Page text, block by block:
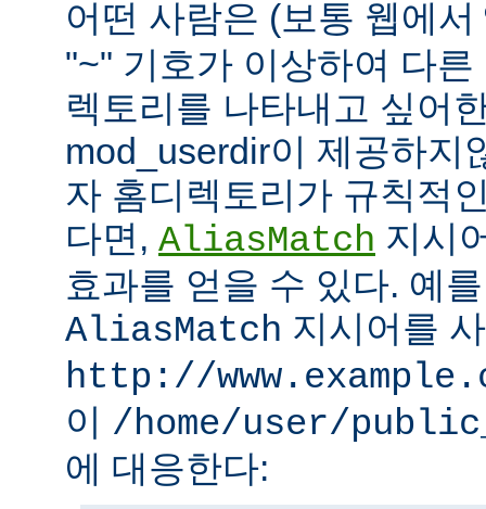
어떤 사람은 (보통 웹에서
"~" 기호가 이상하여 다
렉토리를 나타내고 싶어
mod_userdir이 제공하지
자 홈디렉토리가 규칙적
다면, AliasMatch 지시
효과를 얻을 수 있다. 예
AliasMatch 지시어를
http://
이 /home/user/
에 대응한다: